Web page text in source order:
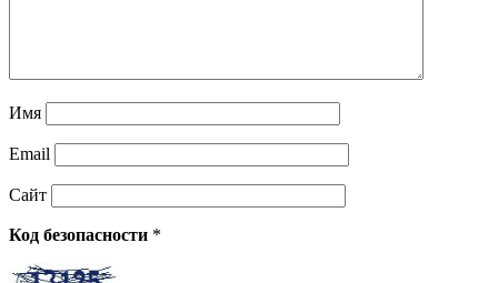
Имя
Email
Сайт
Код безопасности *